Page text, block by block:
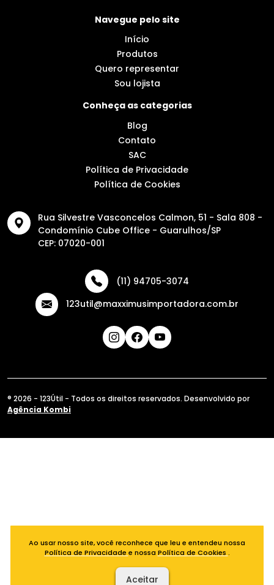
Navegue pelo site
Início
Produtos
Quero representar
Sou lojista
Conheça as categorias
Blog
Contato
SAC
Política de Privacidade
Política de Cookies
Rua Silvestre Vasconcelos Calmon, 51 - Sala 808 -
Condomínio Cube Office - Guarulhos/SP
CEP: 07020-001
(11) 94705-3074
123util@maxximusimportadora.com.br
® 2026 - 123Útil - Todos os direitos reservados. Desenvolvido por
Agência Kombi
Ao usar nosso site, você reconhece que leu e entendeu nossa
Política de Privacidade e nossa Política de Cookies .
Aceitar